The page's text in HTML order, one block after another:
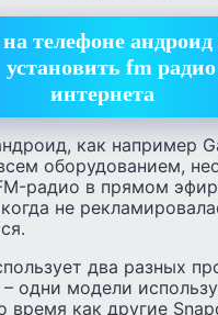
телефоне андроид
установить fm радио
интернета
как например
оборудованием,
радио в прямом
не
два разных
– одни модели
время как другие